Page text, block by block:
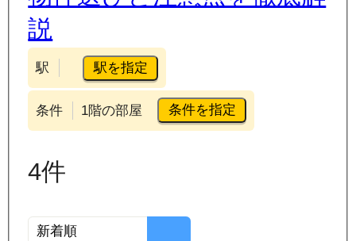
説
駅 駅を指定
条件 1階の部屋 条件を指定
4件